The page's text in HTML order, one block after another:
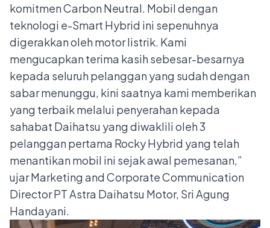
komitmen Carbon Neutral. Mobil dengan
teknologi e-Smart Hybrid ini sepenuhnya
digerakkan oleh motor listrik. Kami
mengucapkan terima kasih sebesar-besarnya
kepada seluruh pelanggan yang sudah dengan
sabar menunggu, kini saatnya kami memberikan
yang terbaik melalui penyerahan kepada
sahabat Daihatsu yang diwaklili oleh 3
pelanggan pertama Rocky Hybrid yang telah
menantikan mobil ini sejak awal pemesanan,”
ujar Marketing and Corporate Communication
Director PT Astra Daihatsu Motor, Sri Agung
Handayani.